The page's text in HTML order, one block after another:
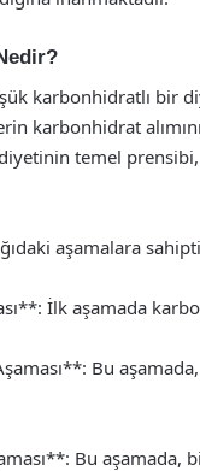
karbonhidratlı bir
karbonhidrat
temel
aşamalara
İlk aşamada
Bu
Bu aşamada,